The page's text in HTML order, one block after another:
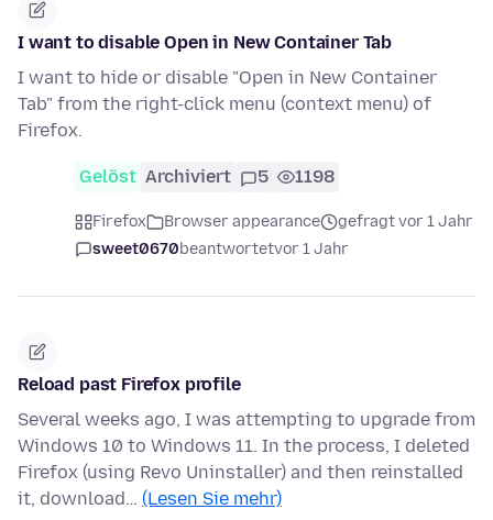
I want to disable Open in New Container Tab
I want to hide or disable "Open in New Container
Tab" from the right-click menu (context menu) of
Firefox.
Gelöst Archiviert 5 1198
Firefox Browser appearance
gefragt vor 1 Jahr
sweet0670beantwortetvor 1 Jahr
Reload past Firefox profile
Several weeks ago, I was attempting to upgrade from
Windows 10 to Windows 11. In the process, I deleted
Firefox (using Revo Uninstaller) and then reinstalled
it, download… (Lesen Sie mehr)